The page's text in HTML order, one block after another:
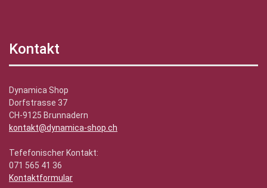
Kontakt
Dynamica Shop
Dorfstrasse 37
CH-9125 Brunnadern
kontakt@dynamica-shop.ch
Tefefonischer Kontakt:
071 565 41 36
Kontaktformular